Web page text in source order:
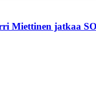
Miettinen jatkaa